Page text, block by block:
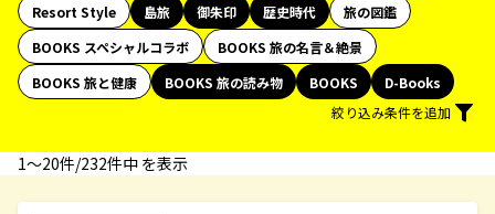
Resort Style
島旅 御朱印 歴史時代
旅の図鑑
BOOKS スペシャルコラボ
BOOKS 旅の名言＆絶景
BOOKS 旅と健康
BOOKS 旅の読み物 BOOKS
D-Books
絞り込み条件を追加
1〜20件/232件中 を表示